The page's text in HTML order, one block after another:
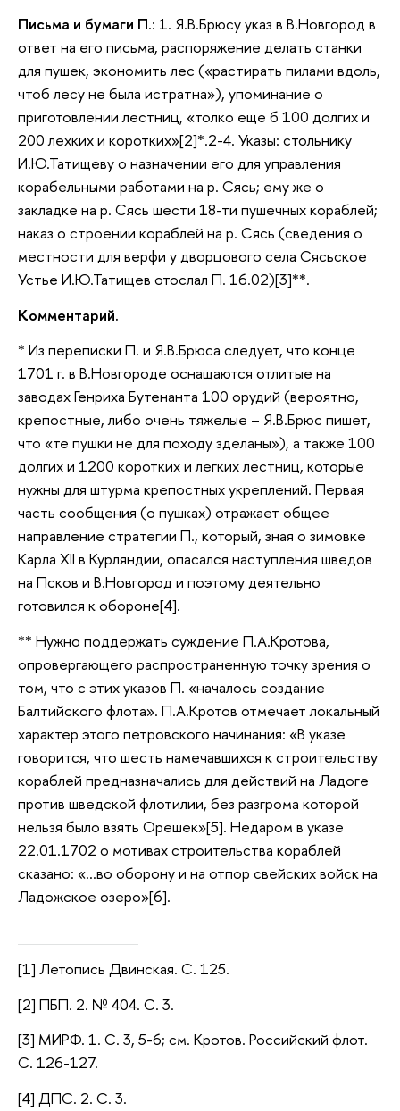
Письма и бумаги П.: 1. Я.В.Брюсу указ в В.Новгород в
ответ на его письма, распоряжение делать станки
для пушек, экономить лес («растирать пилами вдоль,
чтоб лесу не была истратна»), упоминание о
приготовлении лестниц, «толко еще б 100 долгих и
200 лехких и коротких»[2]*.2-4. Указы: стольнику
И.Ю.Татищеву о назначении его для управления
корабельными работами на р. Сясь; ему же о
закладке на р. Сясь шести 18-ти пушечных кораблей;
наказ о строении кораблей на р. Сясь (сведения о
местности для верфи у дворцового села Сясьское
Устье И.Ю.Татищев отослал П. 16.02)[3]**.
Комментарий.
* Из переписки П. и Я.В.Брюса следует, что конце
1701 г. в В.Новгороде оснащаются отлитые на
заводах Генриха Бутенанта 100 орудий (вероятно,
крепостные, либо очень тяжелые – Я.В.Брюс пишет,
что «те пушки не для походу зделаны»), а также 100
долгих и 1200 коротких и легких лестниц, которые
нужны для штурма крепостных укреплений. Первая
часть сообщения (о пушках) отражает общее
направление стратегии П., который, зная о зимовке
Карла XII в Курляндии, опасался наступления шведов
на Псков и В.Новгород и поэтому деятельно
готовился к обороне[4].
** Нужно поддержать суждение П.А.Кротова,
опровергающего распространенную точку зрения о
том, что с этих указов П. «началось создание
Балтийского флота». П.А.Кротов отмечает локальный
характер этого петровского начинания: «В указе
говорится, что шесть намечавшихся к строительству
кораблей предназначались для действий на Ладоге
против шведской флотилии, без разгрома которой
нельзя было взять Орешек»[5]. Недаром в указе
22.01.1702 о мотивах строительства кораблей
сказано: «…во оборону и на отпор свейских войск на
Ладожское озеро»[6].
[1] Летопись Двинская. С. 125.
[2] ПБП. 2. № 404. С. 3.
[3] МИРФ. 1. С. 3, 5-6; см. Кротов. Российский флот.
С. 126-127.
[4] ДПС. 2. С. 3.